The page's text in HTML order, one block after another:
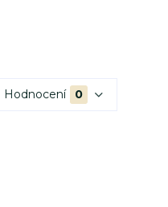
Hodnocení 0